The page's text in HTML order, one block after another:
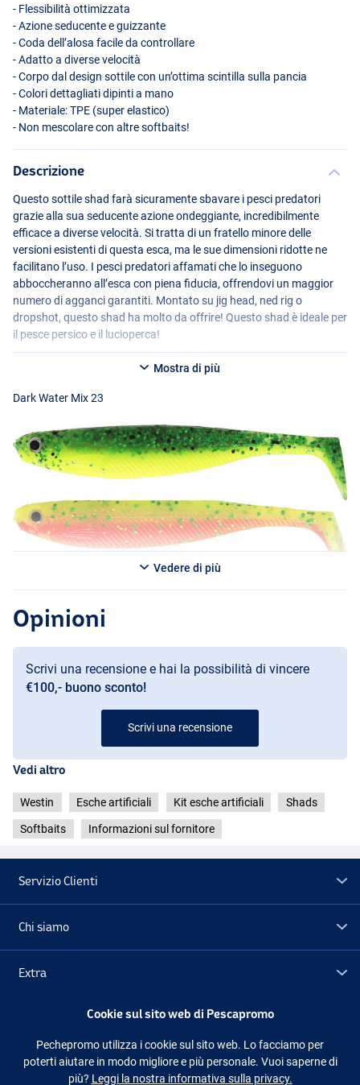
- Flessibilità ottimizzata
- Azione seducente e guizzante
- Coda dell’alosa facile da controllare
- Adatto a diverse velocità
- Corpo dal design sottile con un’ottima scintilla sulla pancia
- Colori dettagliati dipinti a mano
- Materiale:TPE (super elastico)
- Non mescolare con altre softbaits!
Descrizione
Questo sottile shad farà sicuramente sbavare i pesci predatori
grazie alla sua seducente azione ondeggiante, incredibilmente
efficace a diverse velocità. Si tratta di un fratello minore delle
versioni esistenti di questa esca, ma le sue dimensioni ridotte ne
facilitano l’uso. I pesci predatori affamati che lo inseguono
abboccheranno all’esca con piena fiducia, offrendovi un maggior
numero di agganci garantiti. Montato su jig head, ned rig o
dropshot, questo shad ha molto da offrire! Questo shad è ideale per
il pesce persico e il lucioperca!
Sono disponibili diversi colori!Mostra di più
Dark Water Mix 23
Clear Water Mix 23
Vedere di più
Opinioni
Scrivi una recensione e hai la possibilità di vincere
€100,- buono sconto!
Scrivi una recensione
Vedi altro
Westin Esche artificiali Kit esche artificiali Shads
Softbaits Informazioni sul fornitore
Servizio Clienti
Chi siamo
Extra
Seguici Facebook Instagram
Cookie sul sito web di Pescapromo
Pechepromo utilizza i cookie sul sito web. Lo facciamo per
poterti aiutare in modo migliore e più personale. Vuoi saperne di
più? Leggi la nostra informativa sulla privacy.